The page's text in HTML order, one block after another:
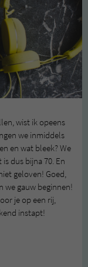
wist ik opeens
we inmiddels
en wat bleek? We
dus bijna 70. En
geloven! Goed,
gauw beginnen!
je op een rij,
instapt!